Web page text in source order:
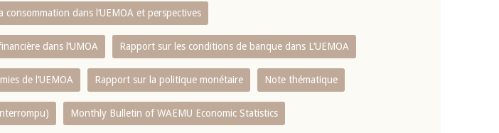
dans l‘UEMOA et perspectives
dans l‘UMOA Rapport sur les conditions de banque dans L‘UEMOA
de l‘UEMOA Rapport sur la politique monétaire Note thématique
Monthly Bulletin of WAEMU Economic Statistics